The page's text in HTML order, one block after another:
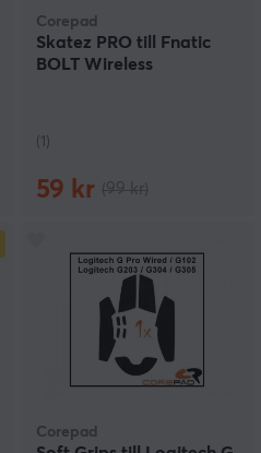
Corepad
Skatez PRO till Fnatic
BOLT Wireless
(1)
59 kr
Corepad